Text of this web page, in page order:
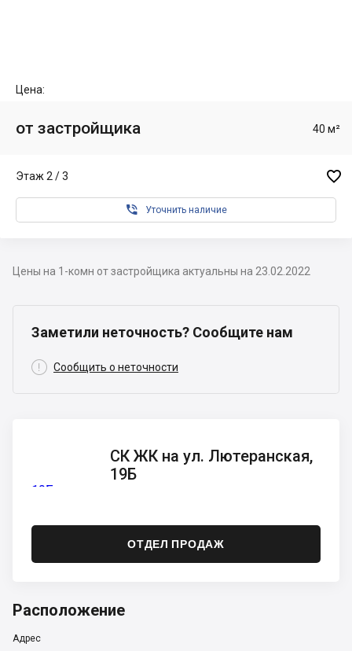
Цена:
от застройщика 40 м²
Этаж 2 / 3 
 Уточнить наличие
Цены на 1-комн от застройщика актуальны на 23.02.2022
Заметили неточность? Сообщите нам
 Сообщить о неточности
Лютеранская,
19Б
СК ЖК на ул. Лютеранская,
19Б
ОТДЕЛ ПРОДАЖ
Расположение
Адрес